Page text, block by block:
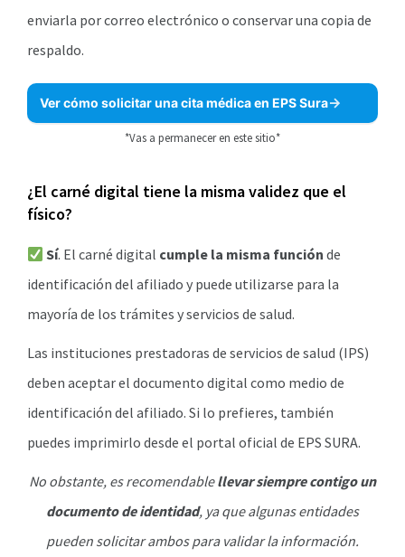
enviarla por correo electrónico o conservar una copia de
respaldo.
Ver cómo solicitar una cita médica en EPS Sura
*Vas a permanecer en este sitio*
¿El carné digital tiene la misma validez que el
físico?
Sí. El carné digital cumple la misma función de
identificación del afiliado y puede utilizarse para la
mayoría de los trámites y servicios de salud.
Las instituciones prestadoras de servicios de salud (IPS)
deben aceptar el documento digital como medio de
identificación del afiliado. Si lo prefieres, también
puedes imprimirlo desde el portal oficial de EPS SURA.
No obstante, es recomendablellevar siempre contigo un
documento de identidad, ya que algunas entidades
pueden solicitar ambos para validar la información.